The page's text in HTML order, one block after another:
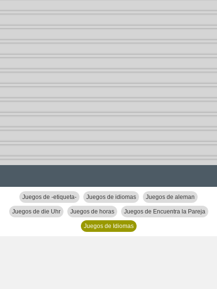
Juegos de -etiqueta- Juegos de idiomas Juegos de aleman
Juegos de die Uhr Juegos de horas Juegos de Encuentra la Pareja
Juegos de Idiomas